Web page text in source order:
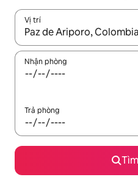
Vị trí
Khi có kết quả, hãy điều
Nhận phòng
Trả phòng